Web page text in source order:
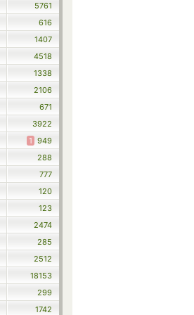
5761
616
1407
4518
1338
2106
671
3922
1 949
288
777
120
123
2474
285
2512
18153
299
1742